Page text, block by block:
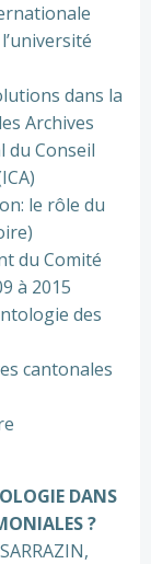
dans la
Archives
du Conseil
le rôle du
du Comité
à 2015
des
cantonales
DANS
?